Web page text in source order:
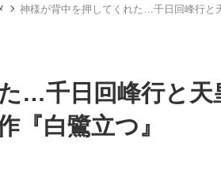
神様が背中を押してくれた…千日回峰行と
…千日回峰行と天
『白鷺立つ』